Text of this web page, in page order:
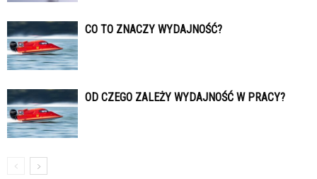
CO TO ZNACZY WYDAJNOŚĆ?
OD CZEGO ZALEŻY WYDAJNOŚĆ W PRACY?